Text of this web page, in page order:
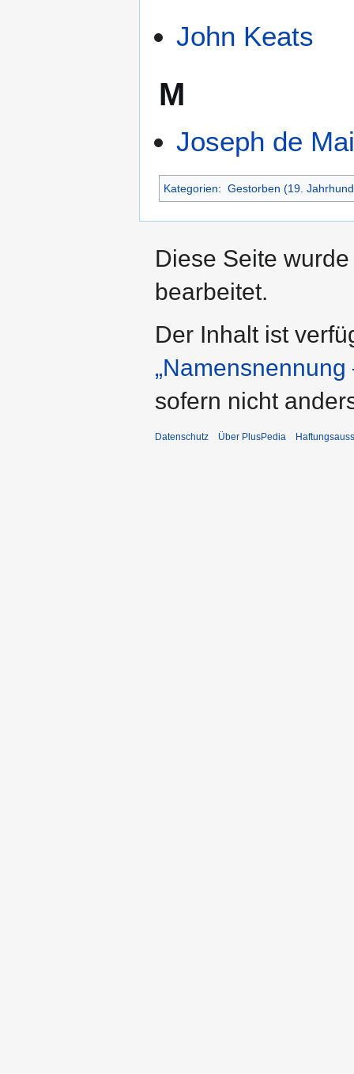
John Keats
M
Joseph de
Kategorien: Gestorben (19.
Diese Seite
bearbeitet.
Der Inhalt ist
sofern nicht
Datenschutz Über PlusPedia